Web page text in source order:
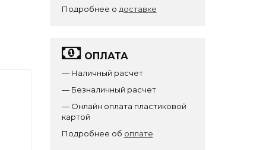
Подробнее о доставке
ОПЛАТА
— Наличный расчет
— Безналичный расчет
— Онлайн оплата пластиковой
картой
Подробнее об оплате